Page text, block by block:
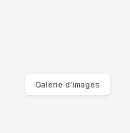
Galerie d’images